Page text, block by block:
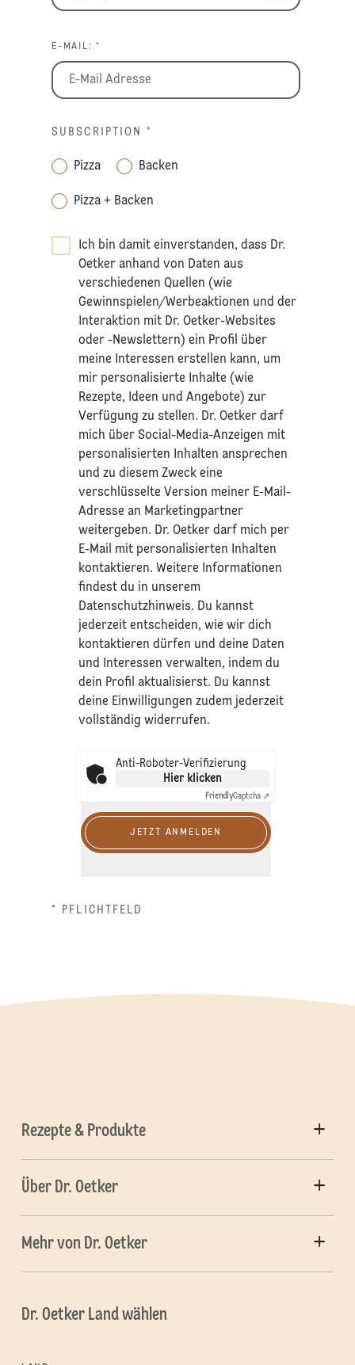
E-MAIL: *
SUBSCRIPTION *
Pizza Backen
Pizza + Backen
Ich bin damit einverstanden, dass Dr.
Oetker anhand von Daten aus
verschiedenen Quellen (wie
Gewinnspielen/Werbeaktionen und der
Interaktion mit Dr. Oetker-Websites
oder -Newslettern) ein Profil über
meine Interessen erstellen kann, um
mir personalisierte Inhalte (wie
Rezepte, Ideen und Angebote) zur
Verfügung zu stellen. Dr. Oetker darf
mich über Social-Media-Anzeigen mit
personalisierten Inhalten ansprechen
und zu diesem Zweck eine
verschlüsselte Version meiner E-Mail-
Adresse an Marketingpartner
weitergeben. Dr. Oetker darf mich per
E-Mail mit personalisierten Inhalten
kontaktieren. Weitere Informationen
findest du in unserem
Datenschutzhinweis. Du kannst
jederzeit entscheiden, wie wir dich
kontaktieren dürfen und deine Daten
und Interessen verwalten, indem du
dein Profil aktualisierst. Du kannst
deine Einwilligungen zudem jederzeit
vollständig widerrufen.
Anti-Roboter-Verifizierung
Hier klicken
FriendlyCaptcha ⇗
JETZT ANMELDEN
* PFLICHTFELD
Rezepte & Produkte
Über Dr. Oetker
Mehr von Dr. Oetker
Dr. Oetker Land wählen